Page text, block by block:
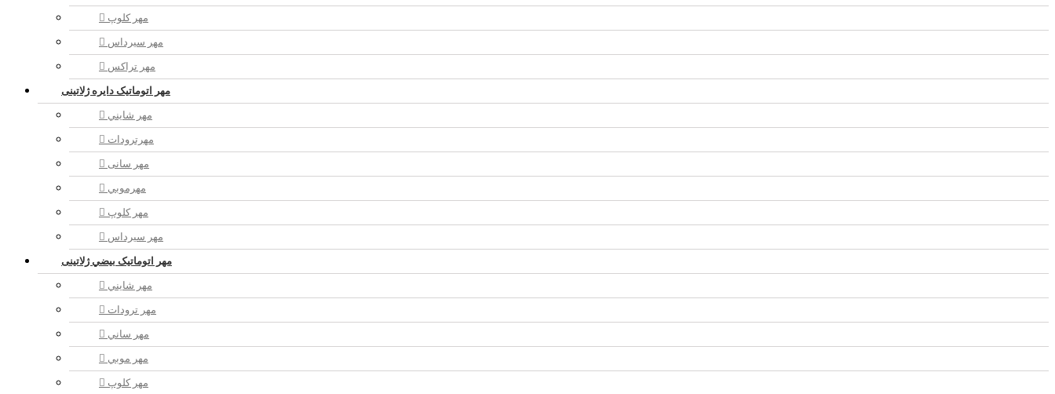
مهر كلوپ
مهر سيرداس
مهر تراکس
مهر اتوماتیک دايره ژلاتینی
مهر شايني
مهرترودات
مهر سانی
مهرموبي
مهر كلوپ
مهر سيرداس
مهر اتوماتیک بيضي ژلاتینی
مهر شايني
مهر ترودات
مهر ساني
مهر موبي
مهر كلوپ